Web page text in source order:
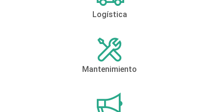
Logística
Mantenimiento